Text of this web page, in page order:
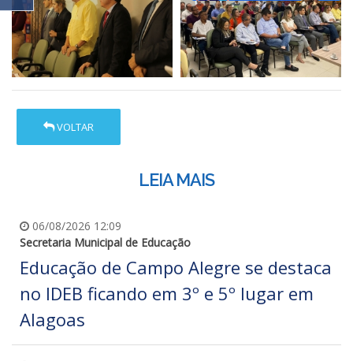
VOLTAR
LEIA MAIS
06/08/2026 12:09
Secretaria Municipal de Educação
Educação de Campo Alegre se destaca
no IDEB ficando em 3º e 5º lugar em
Alagoas